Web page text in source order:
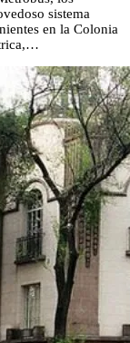
sistema
en la Colonia